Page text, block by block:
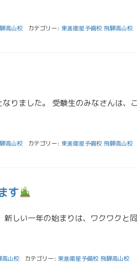
高山校 カテゴリー: 東進衛星予備校 飛騨高山校
高山校 カテゴリー: 東進衛星予備校 飛騨高山校
す
高山校 カテゴリー: 東進衛星予備校 飛騨高山校